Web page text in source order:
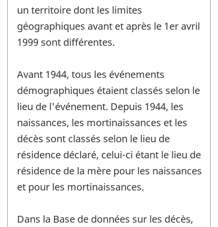
un territoire dont les limites
géographiques avant et après le 1er avril
1999 sont différentes.
Avant 1944, tous les événements
démographiques étaient classés selon le
lieu de l'événement. Depuis 1944, les
naissances, les mortinaissances et les
décès sont classés selon le lieu de
résidence déclaré, celui-ci étant le lieu de
résidence de la mère pour les naissances
et pour les mortinaissances.
Dans la Base de données sur les décès,